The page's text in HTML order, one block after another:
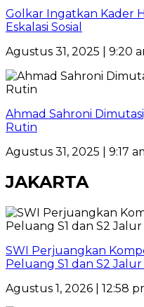
Golkar Ingatkan Kader
Eskalasi Sosial
Agustus 31, 2025 | 9:20
Ahmad Sahroni
Rutin
Agustus 31, 2025 | 9:17
JAKARTA
SWI Perjuangkan
Peluang S1 dan S2 Jalur
Agustus 1, 2026 | 12:58